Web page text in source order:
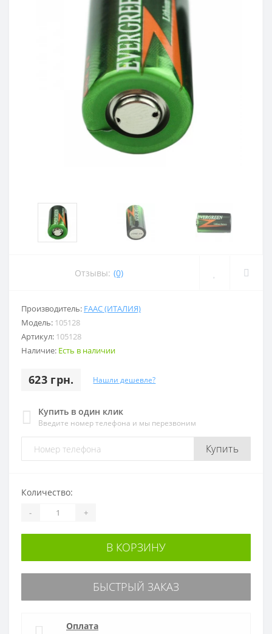
Отзывы: (0)
Производитель: FAAC (ИТАЛИЯ)
Модель: 105128
Артикул: 105128
Наличие: Есть в наличии
623 грн. Нашли дешевле?
Купить в один клик
Введите номер телефона и мы перезвоним
Купить
Количество:
- +
В КОРЗИНУ
БЫСТРЫЙ ЗАКАЗ
Оплата